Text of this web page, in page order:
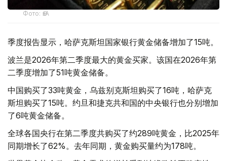
Фото: ӨзА
季度报告显示，哈萨克斯坦国家银行黄金储备增加了15吨。
波兰是2026年第二季度最大的黄金买家。该国在2026年第
二季度增加了51吨黄金储备。
中国购买了33吨黄金，乌兹别克斯坦购买了16吨，哈萨克
斯坦购买了15吨。约旦和捷克共和国的中央银行也分别增加
了6吨黄金储备。
全球各国央行在第二季度共购买了约289吨黄金，比2025年
同期增长了62%。去年同期，黄金购买量约为178吨。